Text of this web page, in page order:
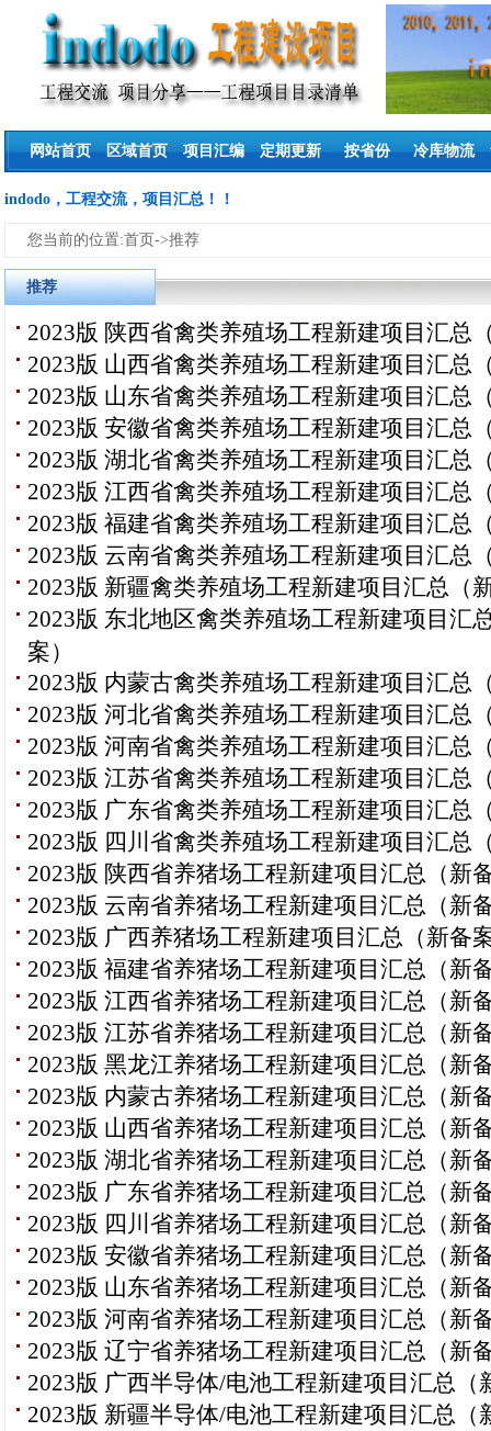
网站首页 区域首页 项目汇编 定期更新 按省份 冷库物流
indodo，工程交流，项目汇总！！
您当前的位置:首页->推荐
推荐
2023版 陕西省禽类养殖场工程新建项目汇总
2023版 山西省禽类养殖场工程新建项目汇总
2023版 山东省禽类养殖场工程新建项目汇总
2023版 安徽省禽类养殖场工程新建项目汇总
2023版 湖北省禽类养殖场工程新建项目汇总
2023版 江西省禽类养殖场工程新建项目汇总
2023版 福建省禽类养殖场工程新建项目汇总
2023版 云南省禽类养殖场工程新建项目汇总
2023版 新疆禽类养殖场工程新建项目汇总（
2023版 东北地区禽类养殖场工程新建项目汇
案）
2023版 内蒙古禽类养殖场工程新建项目汇总
2023版 河北省禽类养殖场工程新建项目汇总
2023版 河南省禽类养殖场工程新建项目汇总
2023版 江苏省禽类养殖场工程新建项目汇总
2023版 广东省禽类养殖场工程新建项目汇总
2023版 四川省禽类养殖场工程新建项目汇总
2023版 陕西省养猪场工程新建项目汇总（新
2023版 云南省养猪场工程新建项目汇总（新
2023版 广西养猪场工程新建项目汇总（新备
2023版 福建省养猪场工程新建项目汇总（新
2023版 江西省养猪场工程新建项目汇总（新
2023版 江苏省养猪场工程新建项目汇总（新
2023版 黑龙江养猪场工程新建项目汇总（新
2023版 内蒙古养猪场工程新建项目汇总（新
2023版 山西省养猪场工程新建项目汇总（新
2023版 湖北省养猪场工程新建项目汇总（新
2023版 广东省养猪场工程新建项目汇总（新
2023版 四川省养猪场工程新建项目汇总（新
2023版 安徽省养猪场工程新建项目汇总（新
2023版 山东省养猪场工程新建项目汇总（新
2023版 河南省养猪场工程新建项目汇总（新
2023版 辽宁省养猪场工程新建项目汇总（新
2023版 广西半导体/电池工程新建项目汇总（
2023版 新疆半导体/电池工程新建项目汇总（